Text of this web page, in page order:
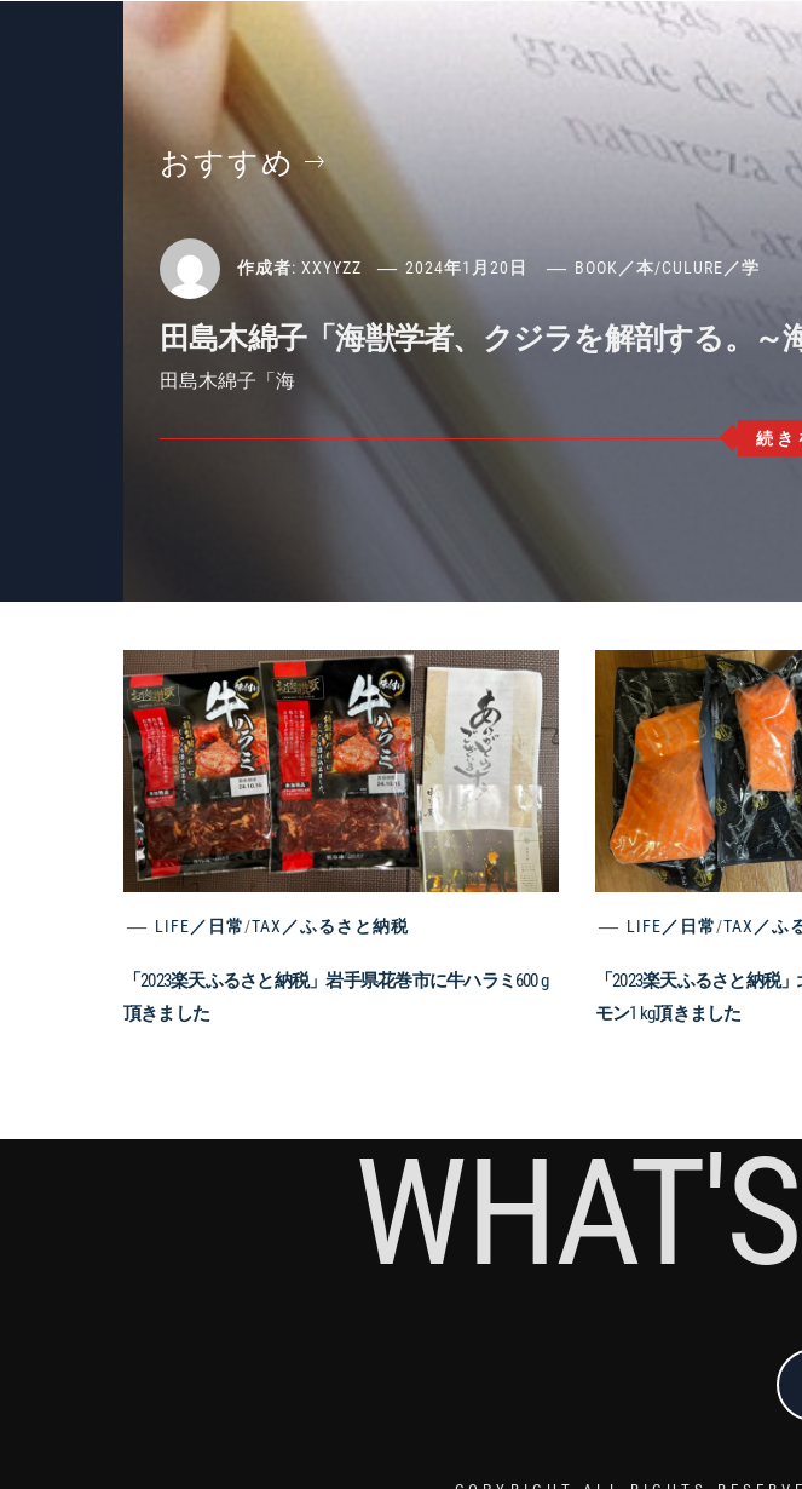
おすすめ
作成者: XXYYZZ 2024年1月20日 BOOK／本/CULURE／学
田島木綿子「海獣学者、クジラを解剖する。～
田島木綿子「海
続き
LIFE／日常/TAX／ふるさと納税
「2023楽天ふるさと納税」岩手県花巻市に牛ハラミ600 g
頂きました
LIFE／日常/TAX／ふ
「2023楽天ふるさと納税
モン1 kg頂きました